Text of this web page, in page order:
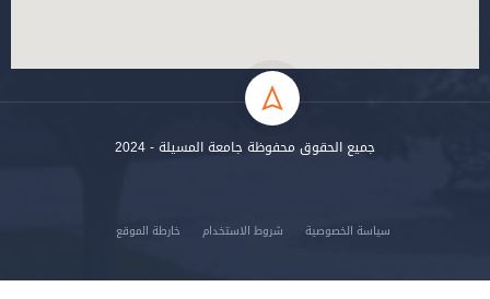
جميع الحقوق محفوظة جامعة المسيلة - 2024
سياسة الخصوصية شروط الاستخدام خارطة الموقع